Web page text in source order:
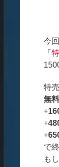
今回
「
特売
無料
+
+
+
で終
もし